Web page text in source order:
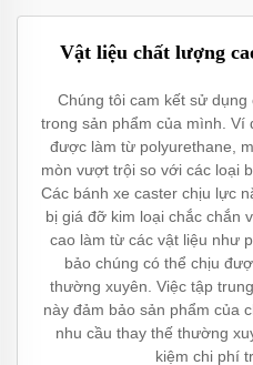
Vật liệu chất lượng
Chúng tôi cam kết sử
trong sản phẩm của mình. Ví
được làm từ polyurethane,
mòn vượt trội so với các loại
Các bánh xe caster chịu lực
bị giá đỡ kim loại chắc chắn
cao làm từ các vật liệu như
bảo chúng có thể chịu
thường xuyên. Việc tập
này đảm bảo sản phẩm của
nhu cầu thay thế thường
kiệm chi phí